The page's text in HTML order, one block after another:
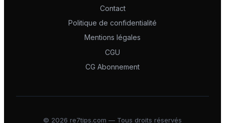
Contact
Politique de confidentialité
Mentions légales
CGU
CG Abonnement
© 2026 re7tips.com — Tous droits réservés